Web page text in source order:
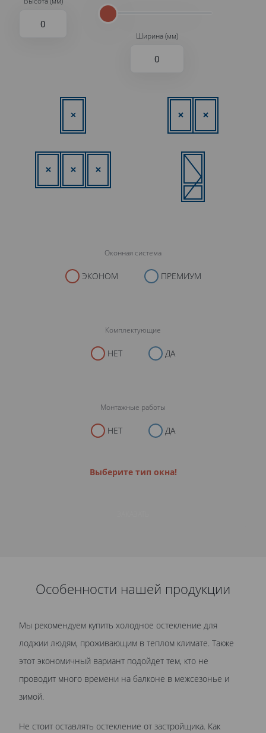
Ширина (мм)
Оконная система
ЭКОНОМ ПРЕМИУМ
Комплектующие
НЕТ ДА
Монтажные работы
НЕТ ДА
Выберите тип окна!
Особенности нашей продукции
Мы рекомендуем купить холодное остекление для
лоджии людям, проживающим в теплом климате. Также
этот экономичный вариант подойдет тем, кто не
проводит много времени на балконе в межсезонье и
зимой.
Не стоит оставлять остекление от застройщика. Как